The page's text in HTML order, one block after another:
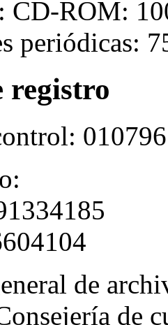
CD-ROM:
periódicas:
registro